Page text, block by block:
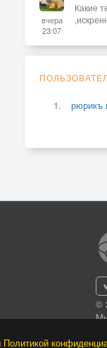
Политикой
вчера
23:07
Какие
рюрикъ
©